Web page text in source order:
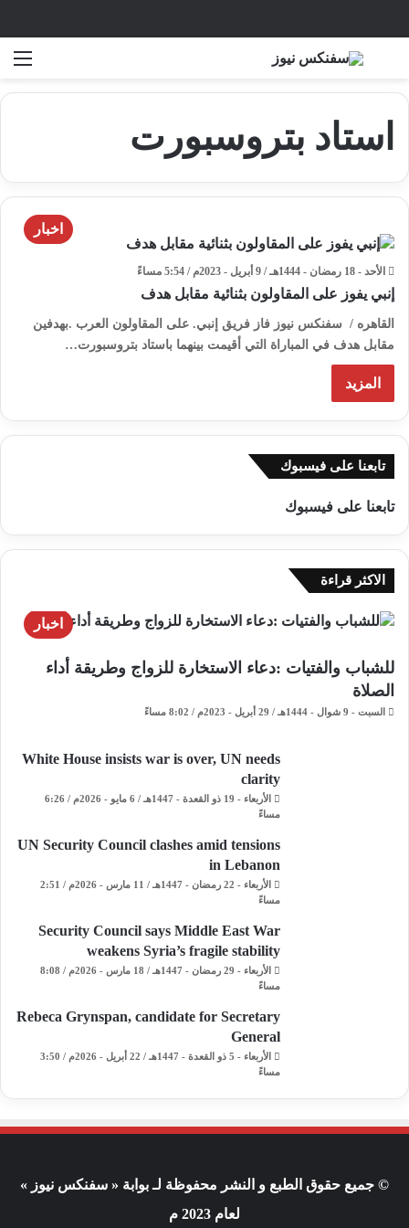
بحث عن
استاد بتروسبورت
اخبار
الأحد - 18 رمضان - 1444هـ / 9 أبريل - 2023م / 5:54 مساءً
إنبي يفوز على المقاولون بثنائية مقابل هدف
القاهره / سفنكس نيوز فاز فريق إنبي. على المقاولون العرب .بهدفين
مقابل هدف في المباراة التي أقيمت بينهما باستاد بتروسبورت…
المزيد
تابعنا على فيسبوك
تابعنا على فيسبوك
الاكثر قراءة
اخبار
للشباب والفتيات :دعاء الاستخارة للزواج وطريقة أداء
الصلاة
السبت - 9 شوال - 1444هـ / 29 أبريل - 2023م / 8:02 مساءً
White House insists war is over, UN needs
clarity
الأربعاء - 19 ذو القعدة - 1447هـ / 6 مايو - 2026م / 6:26
مساءً
UN Security Council clashes amid tensions
in Lebanon
الأربعاء - 22 رمضان - 1447هـ / 11 مارس - 2026م / 2:51
مساءً
Security Council says Middle East War
weakens Syria’s fragile stability
الأربعاء - 29 رمضان - 1447هـ / 18 مارس - 2026م / 8:08
مساءً
Rebeca Grynspan, candidate for Secretary
General
الأربعاء - 5 ذو القعدة - 1447هـ / 22 أبريل - 2026م / 3:50
مساءً
© جميع حقوق الطبع و النشر محفوظة لـ بوابة « سفنكس نيوز »
لعام 2023 م